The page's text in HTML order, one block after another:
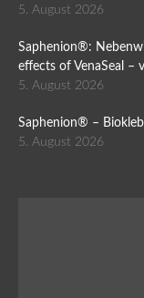
5. August 2026
Saphenion®:
effects of VenaSeal –
5. August 2026
Saphenion® –
5. August 2026